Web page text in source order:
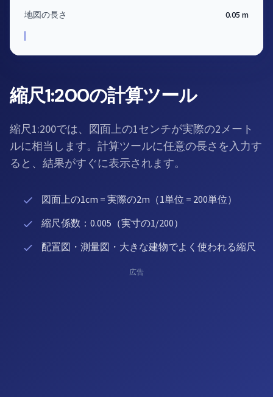
縮尺1:200の計算ツール
縮尺1:200では、図面上の1センチが実際の2メート
ルに相当します。計算ツールに任意の長さを入力す
ると、結果がすぐに表示されます。
図面上の1cm = 実際の2m（1単位 = 200単位）
縮尺係数：0.005（実寸の1/200）
配置図・測量図・大きな建物でよく使われる縮尺
地図の長さ 0.05 m
広告